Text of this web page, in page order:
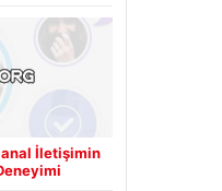
İletişimin